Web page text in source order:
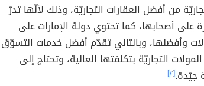
من أفضل العقارات التجاريّة، وذلك لأنّها تدرّ
على أصحابها، كما تحتوي دولة الإمارات على
وأفضلها، وبالتالي تقدّم أفضل خدمات التسوّق
التجاريّة بتكلفتها العالية، وتحتاج إلى
جيّدة.[٣]